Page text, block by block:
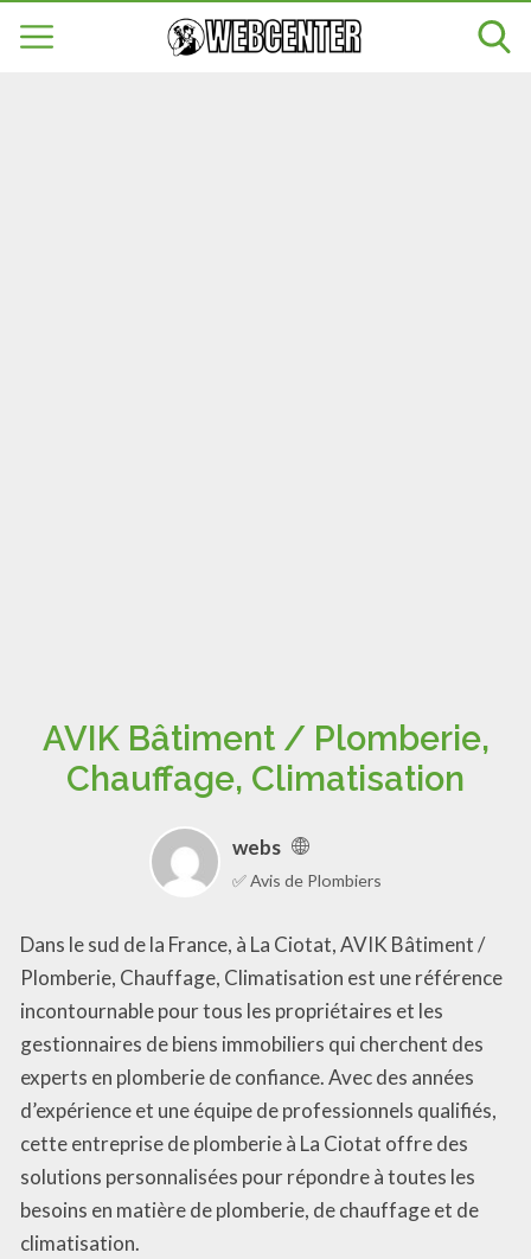
AVIK Bâtiment / Plomberie,
Chauffage, Climatisation
webs
✅ Avis de Plombiers
Dans le sud de la France, à La Ciotat, AVIK Bâtiment /
Plomberie, Chauffage, Climatisation est une référence
incontournable pour tous les propriétaires et les
gestionnaires de biens immobiliers qui cherchent des
experts en plomberie de confiance. Avec des années
d’expérience et une équipe de professionnels qualifiés,
cette entreprise de plomberie à La Ciotat offre des
solutions personnalisées pour répondre à toutes les
besoins en matière de plomberie, de chauffage et de
climatisation.